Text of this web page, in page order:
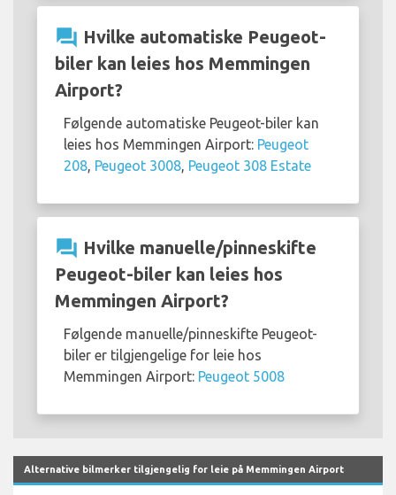
question_answer Hvilke automatiske Peugeot-
biler kan leies hos Memmingen
Airport?
Følgende automatiske Peugeot-biler kan
leies hos Memmingen Airport: Peugeot
208 Peugeot 3008 Peugeot 308 Estate
question_answer Hvilke manuelle/pinneskifte
Peugeot-biler kan leies hos
Memmingen Airport?
Følgende manuelle/pinneskifte Peugeot-
biler er tilgjengelige for leie hos
Memmingen Airport: Peugeot 5008
Alternative bilmerker tilgjengelig for leie på Memmingen Airport